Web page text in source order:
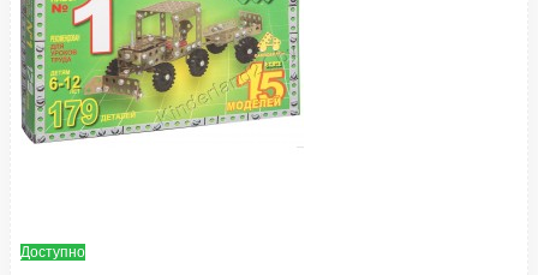
Доступно